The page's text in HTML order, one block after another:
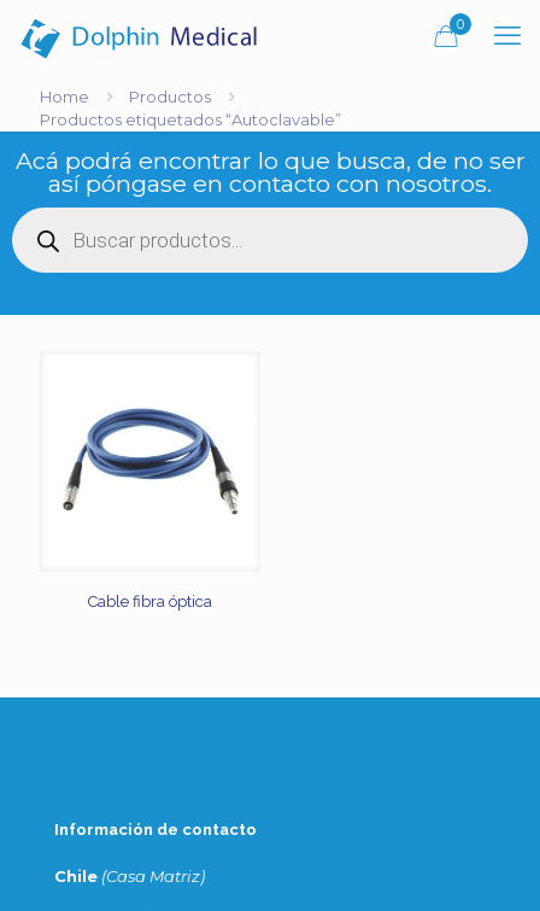
0
Home
Productos
Productos etiquetados “Autoclavable”
Acá podrá encontrar lo que busca, de no ser
así póngase en contacto con nosotros.
Búsqueda
de
productos
Cable fibra óptica
Información de contacto
Chile (Casa Matriz)